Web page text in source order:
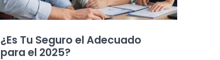
¿Es Tu Seguro el Adecuado
para el 2025?